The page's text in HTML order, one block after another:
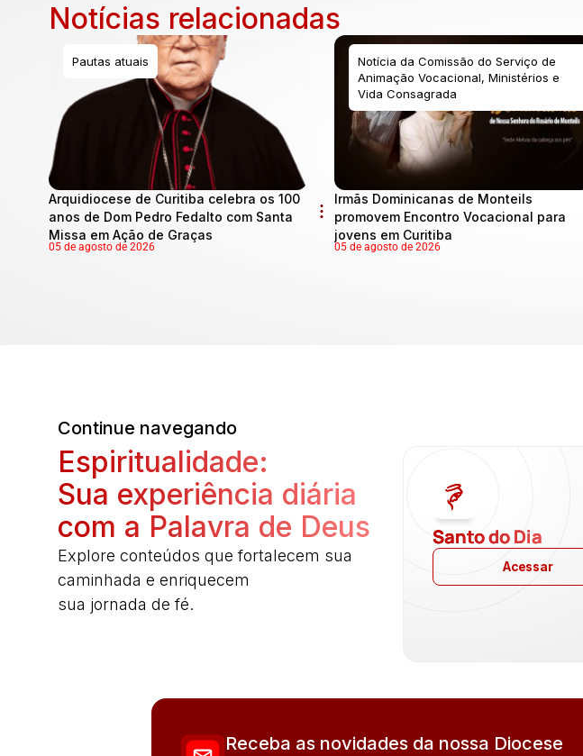
Notícias relacionadas
Pautas atuais
Arquidiocese de Curitiba celebra os 100
anos de Dom Pedro Fedalto com Santa
Missa em Ação de Graças
05 de agosto de 2026
Notícia da Comissão do Serviço de
Animação Vocacional, Ministérios e
Vida Consagrada
Irmãs Dominicanas de Monteils
promovem Encontro Vocacional para
jovens em Curitiba
05 de agosto de 2026
Continue navegando
Espiritualidade:
Sua experiência diária
com a Palavra de Deus
Explore conteúdos que fortalecem sua
caminhada e enriquecem
sua jornada de fé.
Santo do Dia
Acessar
Receba as novidades da nossa Diocese